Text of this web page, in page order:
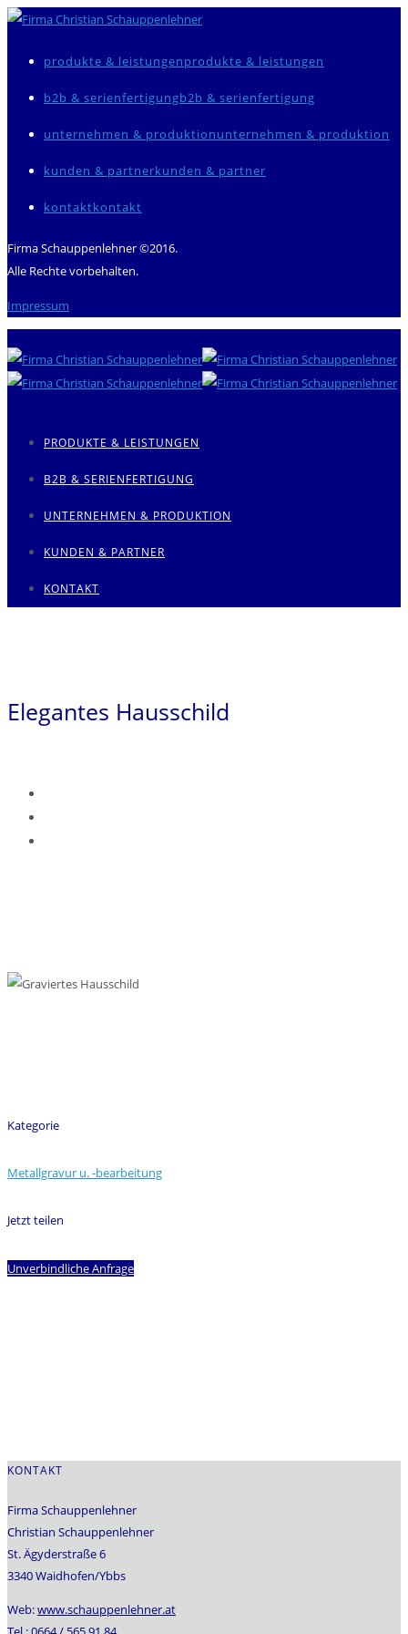
produkte & leistungen
b2b & serienfertigung
unternehmen & produktion
kunden & partner
kontakt
Firma Schauppenlehner ©2016.
Alle Rechte vorbehalten.
Impressum
PRODUKTE & LEISTUNGEN
B2B & SERIENFERTIGUNG
UNTERNEHMEN & PRODUKTION
KUNDEN & PARTNER
KONTAKT
Elegantes Hausschild
Kategorie
Metallgravur u. -bearbeitung
Jetzt teilen
Unverbindliche Anfrage
KONTAKT
Firma Schauppenlehner
Christian Schauppenlehner
St. Ägyderstraße 6
3340 Waidhofen/Ybbs
Web:www.schauppenlehner.at